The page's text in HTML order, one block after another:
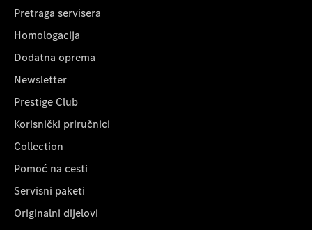
Pretraga servisera
Homologacija
Dodatna oprema
Newsletter
Prestige Club
Korisnički priručnici
Collection
Pomoć na cesti
Servisni paketi
Originalni dijelovi